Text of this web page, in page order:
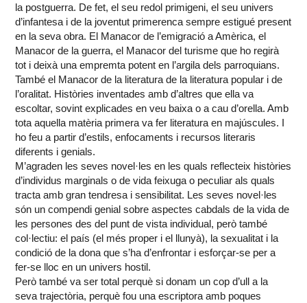
la postguerra. De fet, el seu redol primigeni, el seu univers
d’infantesa i de la joventut primerenca sempre estigué present
en la seva obra. El Manacor de l’emigració a Amèrica, el
Manacor de la guerra, el Manacor del turisme que ho regirà
tot i deixà una empremta potent en l’argila dels parroquians.
També el Manacor de la literatura de la literatura popular i de
l’oralitat. Històries inventades amb d’altres que ella va
escoltar, sovint explicades en veu baixa o a cau d’orella. Amb
tota aquella matèria primera va fer literatura en majúscules. I
ho feu a partir d’estils, enfocaments i recursos literaris
diferents i genials.
M’agraden les seves novel·les en les quals reflecteix històries
d’individus marginals o de vida feixuga o peculiar als quals
tracta amb gran tendresa i sensibilitat. Les seves novel·les
són un compendi genial sobre aspectes cabdals de la vida de
les persones des del punt de vista individual, però també
col·lectiu: el país (el més proper i el llunyà), la sexualitat i la
condició de la dona que s’ha d’enfrontar i esforçar-se per a
fer-se lloc en un univers hostil.
Però també va ser total perquè si donam un cop d’ull a la
seva trajectòria, perquè fou una escriptora amb poques